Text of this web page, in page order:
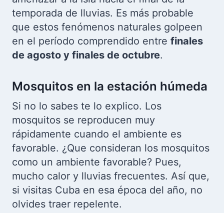
temporada de lluvias. Es más probable
que estos fenómenos naturales golpeen
en el período comprendido entre finales
de agosto y finales de octubre.
Mosquitos en la estación húmeda
Si no lo sabes te lo explico. Los
mosquitos se reproducen muy
rápidamente cuando el ambiente es
favorable. ¿Que consideran los mosquitos
como un ambiente favorable? Pues,
mucho calor y lluvias frecuentes. Así que,
si visitas Cuba en esa época del año, no
olvides traer repelente.